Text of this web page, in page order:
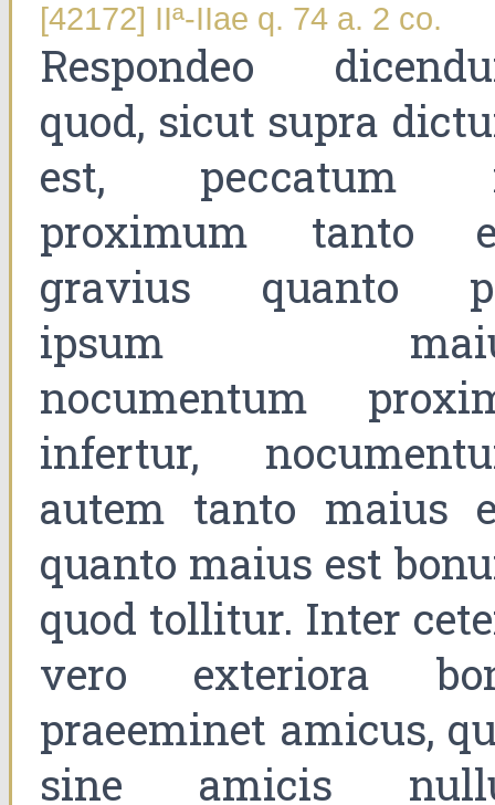
[42172] IIª-IIae q. 74 a. 2 co.
Respondeo
quod, sicut supra
est, peccatum
proximum tanto
gravius quanto
ipsum
nocumentum
infertur,
autem tanto maius
quanto maius est
quod tollitur. Inter
vero exteriora
praeeminet amicus,
sine amicis